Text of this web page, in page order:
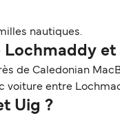
nautiques.
Lochmaddy et
de Caledonian
voiture entre
Uig ?